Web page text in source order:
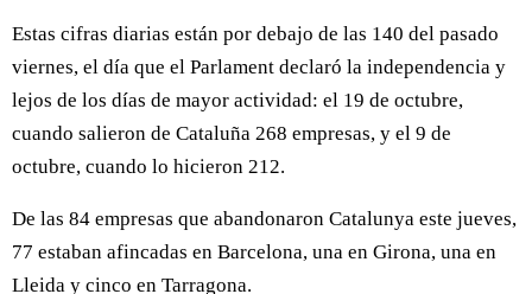
Estas cifras diarias están por debajo de las 140 del pasado
viernes, el día que el Parlament declaró la independencia y
lejos de los días de mayor actividad: el 19 de octubre,
cuando salieron de Cataluña 268 empresas, y el 9 de
octubre, cuando lo hicieron 212.
De las 84 empresas que abandonaron Catalunya este jueves,
77 estaban afincadas en Barcelona, una en Girona, una en
Lleida y cinco en Tarragona.